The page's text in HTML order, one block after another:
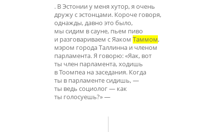
. В Эстонии у меня хутор, я очень
дружу с эстонцами. Короче говоря,
однажды, давно это было,
мы сидим в сауне, пьем пиво
и разговариваем с Яаком Таммом,
мэром города Таллинна и членом
парламента. Я говорю: «Яак, вот
ты член парламента, ходишь
в Тоомпеа на заседания. Когда
ты в парламенте сидишь, —
ты ведь социолог — как
ты голосуешь?» —